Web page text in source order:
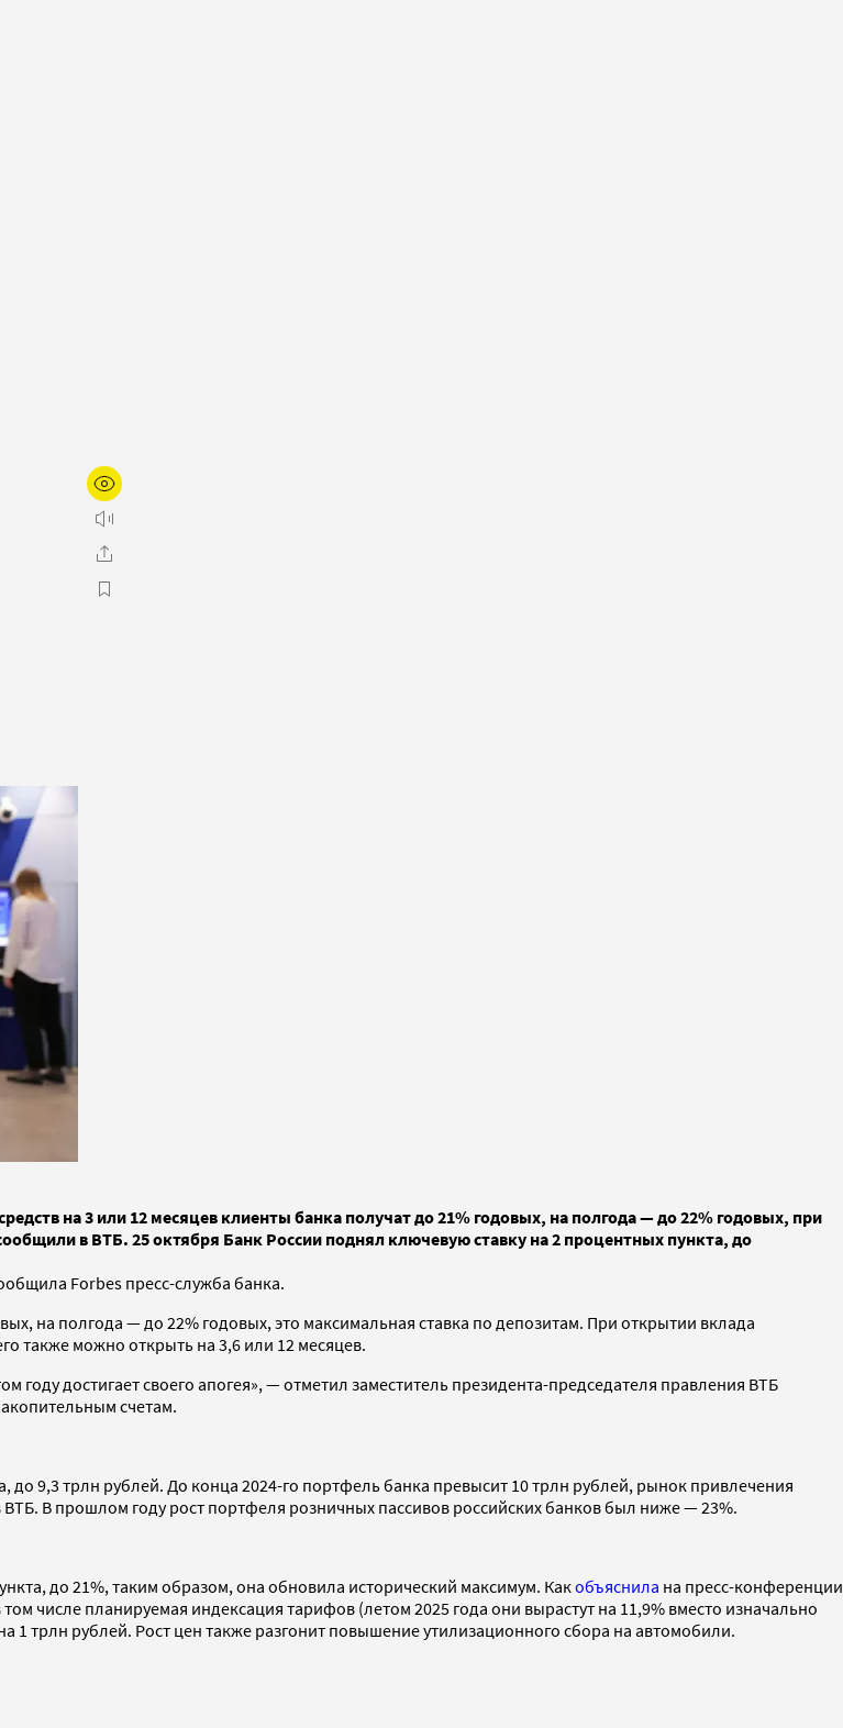
на 3 или 12 месяцев клиенты банка получат до 21% годовых, на полгода — до 22% годовых, при
в ВТБ. 25 октября Банк России поднял ключевую ставку на 2 процентных пункта, до
Forbes пресс-служба банка.
на полгода — до 22% годовых, это максимальная ставка по депозитам. При открытии вклада
также можно открыть на 3,6 или 12 месяцев.
году достигает своего апогея», — отметил заместитель президента-председателя правления ВТБ
счетам.
9,3 трлн рублей. До конца 2024-го портфель банка превысит 10 трлн рублей, рынок привлечения
В прошлом году рост портфеля розничных пассивов российских банков был ниже — 23%.
до 21%, таким образом, она обновила исторический максимум. Какобъяснила на пресс-конференции
числе планируемая индексация тарифов (летом 2025 года они вырастут на 11,9% вместо изначально
трлн рублей. Рост цен также разгонит повышение утилизационного сбора на автомобили.